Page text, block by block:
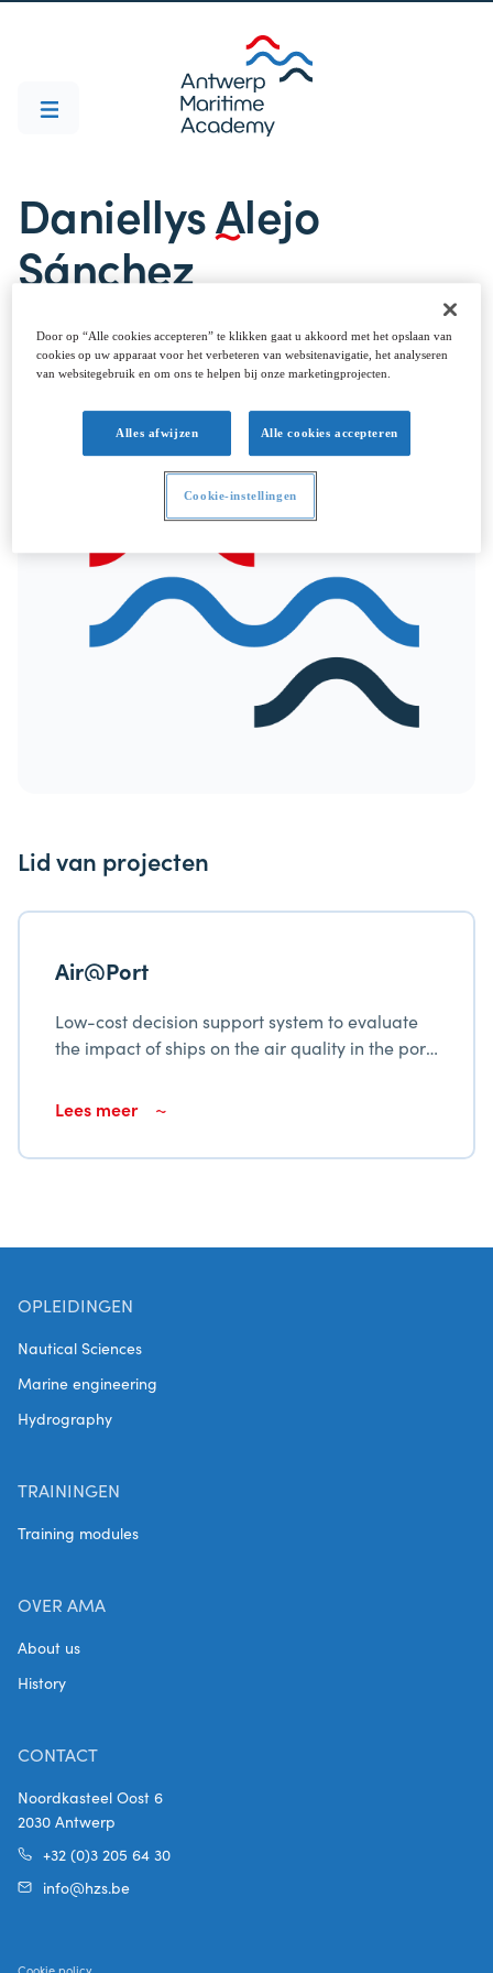
Daniellys Alejo
Sánchez
promotor
Lid van projecten
Air@Port
Low-cost decision support system to evaluate
the impact of ships on the air quality in the port
Lees meer
OPLEIDINGEN
Nautical Sciences
Marine engineering
Hydrography
TRAININGEN
Training modules
OVER AMA
About us
History
CONTACT
Noordkasteel Oost 6
2030 Antwerp
+32 (0)3 205 64 30
info@hzs.be
Door op “Alle cookies accepteren” te klikken gaat u akkoord met het opslaan van
cookies op uw apparaat voor het verbeteren van websitenavigatie, het analyseren
van websitegebruik en om ons te helpen bij onze marketingprojecten.
Alles afwijzen Alle cookies accepteren
Cookie-instellingen